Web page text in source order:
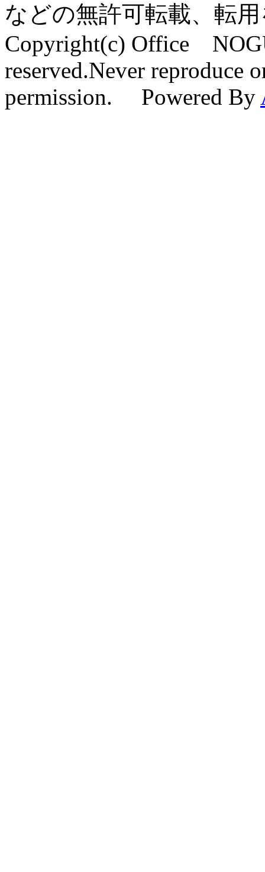
などの無許可転載、転
Copyright(c) Office
reserved.Never reproduce
permission. Powered By